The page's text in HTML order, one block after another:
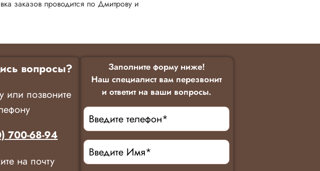
заказов проводится по Дмитрову и
вопросы?
или позвоните
700-68-94
на почту
Заполните форму ниже!
Наш специалист вам перезвонит
и ответит на ваши вопросы.